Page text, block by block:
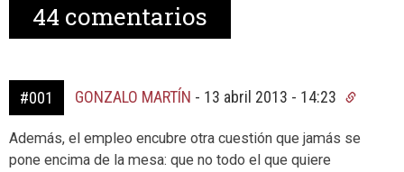
44 comentarios
#001 GONZALO MARTÍN - 13 abril 2013 - 14:23
Además, el empleo encubre otra cuestión que jamás se
pone encima de la mesa: que no todo el que quiere